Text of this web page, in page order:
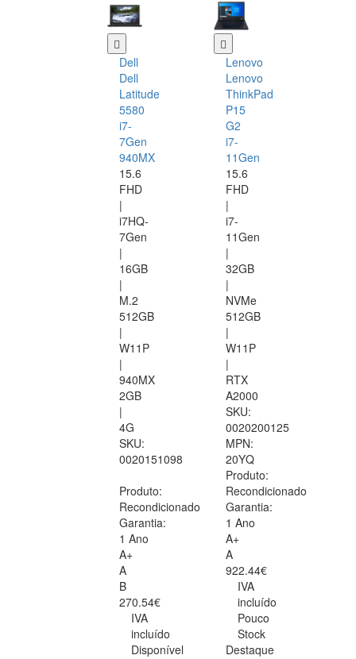
Dell
Dell
Latitude
5580
i7-
7Gen
940MX
15.6
FHD
|
i7HQ-
7Gen
|
16GB
|
M.2
512GB
|
W11P
|
940MX
2GB
|
4G
SKU:
0020151098
Produto:
Recondicionado
Garantia:
1 Ano
A+
A
B
270.54€
IVA
incluído
Disponível
Lenovo
Lenovo
ThinkPad
P15
G2
i7-
11Gen
15.6
FHD
|
i7-
11Gen
|
32GB
|
NVMe
512GB
|
W11P
|
RTX
A2000
SKU:
0020200125
MPN:
20YQ
Produto:
Recondicionado
Garantia:
1 Ano
A+
A
922.44€
IVA
incluído
Pouco
Stock
Destaque